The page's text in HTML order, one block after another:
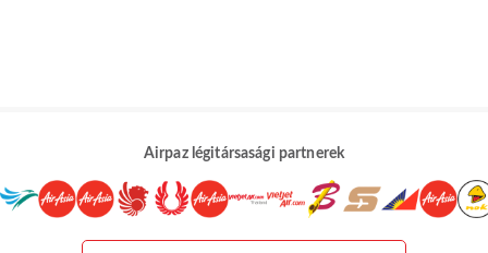
Airpaz légitársasági partnerek